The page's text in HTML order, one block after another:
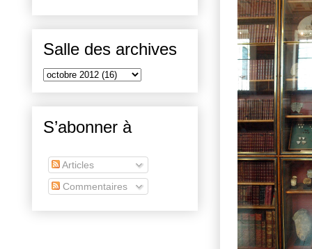
Salle des archives
S’abonner à
Articles
Commentaires